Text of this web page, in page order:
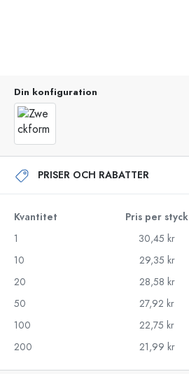
Din konfiguration
PRISER OCH RABATTER
Kvantitet Pris per styck
1
30,45 kr
10
29,35 kr
20
28,58 kr
50
27,92 kr
100
22,75 kr
200
21,99 kr